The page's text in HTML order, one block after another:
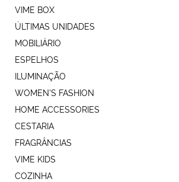
VIME BOX
ÚLTIMAS UNIDADES
MOBILIÁRIO
ESPELHOS
ILUMINAÇÃO
WOMEN'S FASHION
HOME ACCESSORIES
CESTARIA
FRAGRÂNCIAS
VIME KIDS
COZINHA